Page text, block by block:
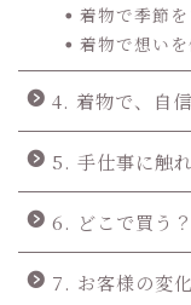
着物で季節
着物で想い
4. 着物で、自
5. 手仕事に触
6. どこで買う
7. お客様の変